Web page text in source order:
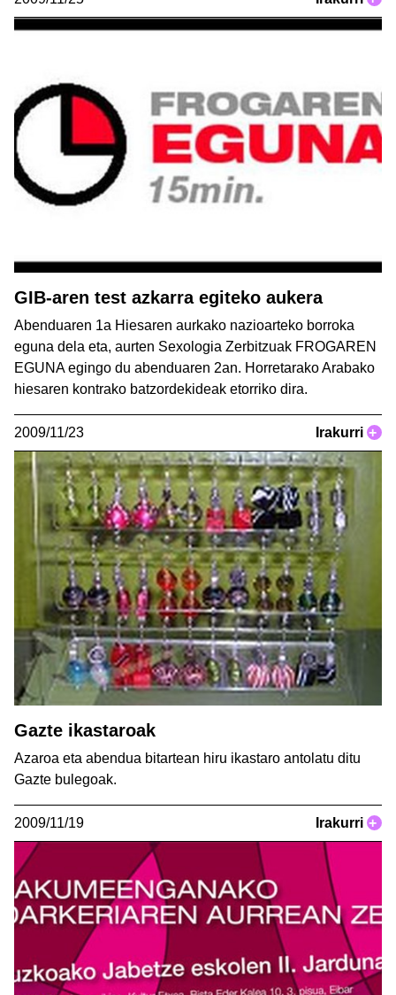
GIB-aren test azkarra egiteko aukera
Abenduaren 1a Hiesaren aurkako nazioarteko borroka
eguna dela eta, aurten Sexologia Zerbitzuak FROGAREN
EGUNA egingo du abenduaren 2an. Horretarako Arabako
hiesaren kontrako batzordekideak etorriko dira.
2009/11/23 Irakurri +
Gazte ikastaroak
Azaroa eta abendua bitartean hiru ikastaro antolatu ditu
Gazte bulegoak.
2009/11/19 Irakurri +